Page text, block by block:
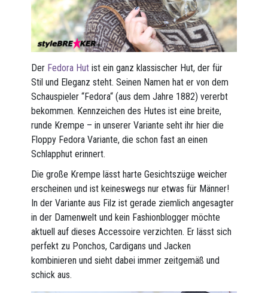
Der Fedora Hut ist ein ganz klassischer Hut, der für
Stil und Eleganz steht. Seinen Namen hat er von dem
Schauspieler “Fedora“ (aus dem Jahre 1882) vererbt
bekommen. Kennzeichen des Hutes ist eine breite,
runde Krempe – in unserer Variante seht ihr hier die
Floppy Fedora Variante, die schon fast an einen
Schlapphut erinnert.
Die große Krempe lässt harte Gesichtszüge weicher
erscheinen und ist keineswegs nur etwas für Männer!
In der Variante aus Filz ist gerade ziemlich angesagter
in der Damenwelt und kein Fashionblogger möchte
aktuell auf dieses Accessoire verzichten. Er lässt sich
perfekt zu Ponchos, Cardigans und Jacken
kombinieren und sieht dabei immer zeitgemäß und
schick aus.